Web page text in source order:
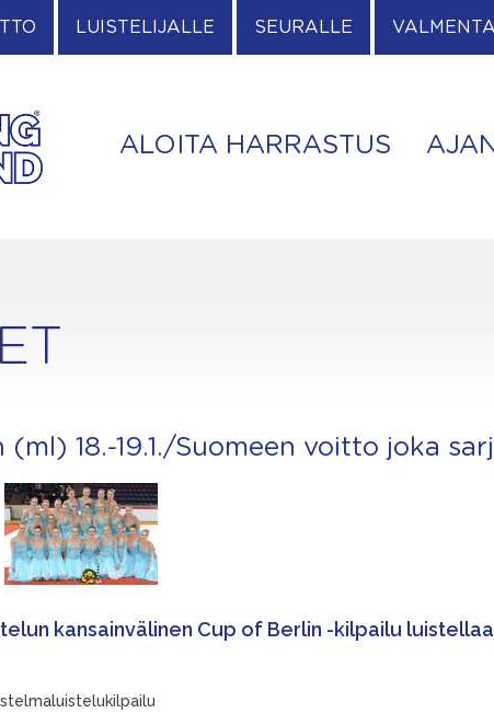
LUISTELIJALLE SEURALLE
ALOITA HARRASTUS
18.-19.1./Suomeen voitto joka
kansainvälinen Cup of Berlin -kilpailu